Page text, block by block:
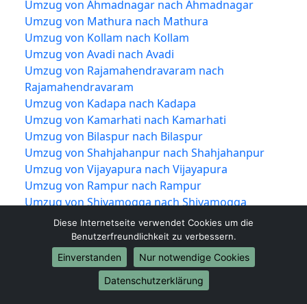
Umzug von Ahmadnagar nach Ahmadnagar
Umzug von Mathura nach Mathura
Umzug von Kollam nach Kollam
Umzug von Avadi nach Avadi
Umzug von Rajamahendravaram nach
Rajamahendravaram
Umzug von Kadapa nach Kadapa
Umzug von Kamarhati nach Kamarhati
Umzug von Bilaspur nach Bilaspur
Umzug von Shahjahanpur nach Shahjahanpur
Umzug von Vijayapura nach Vijayapura
Umzug von Rampur nach Rampur
Umzug von Shivamogga nach Shivamogga
Umzug von Chandrapur nach Chandrapur
Umzug von Junagadh nach Junagadh
Umzug von Thrissur nach Thrissur
Umzug von Alwar nach Alwar
Umzug von Bardhaman nach Bardhaman
Diese Internetseite verwendet Cookies um die
Benutzerfreundlichkeit zu verbessern.
Einverstanden
Nur notwendige Cookies
Datenschutzerklärung